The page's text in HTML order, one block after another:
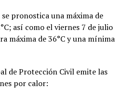
pronostica una máxima de
así como el viernes 7 de julio
máxima de 36°C y una mínima
de Protección Civil emite las
por calor: